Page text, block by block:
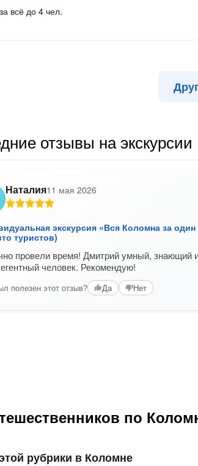
всё до 4 чел.
отзывы на экскурсии
Наталия11 мая 2026
экскурсия «Вся Коломна за один
туристов)
провели время! Дмитрий умный, знающий
человек. Рекомендую!
полезен этот отзыв? Да Нет
по
рубрики в Коломне